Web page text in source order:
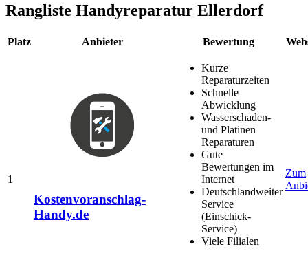
Rangliste Handyreparatur Ellerdorf
Platz Anbieter Bewertung
1
Kostenvoranschlag-
Handy.de
Kurze
Reparaturzeiten
Schnelle
Abwicklung
Wasserschaden-
und Platinen
Reparaturen
Gute
Bewertungen im
Internet
Deutschlandweiter
Service
(Einschick-
Service)
Viele Filialen
Zum